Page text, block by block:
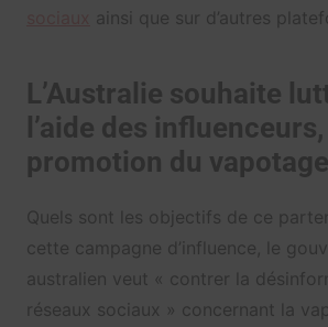
ainsi que sur d’autres
L’Australie souhaite
l’aide des
promotion du vapotage
Quels sont les objectifs de ce
cette campagne d’influence, le
australien veut « contrer la
réseaux sociaux » concernant la